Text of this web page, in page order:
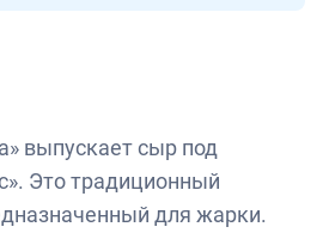
выпускает сыр под
Это традиционный
для жарки.